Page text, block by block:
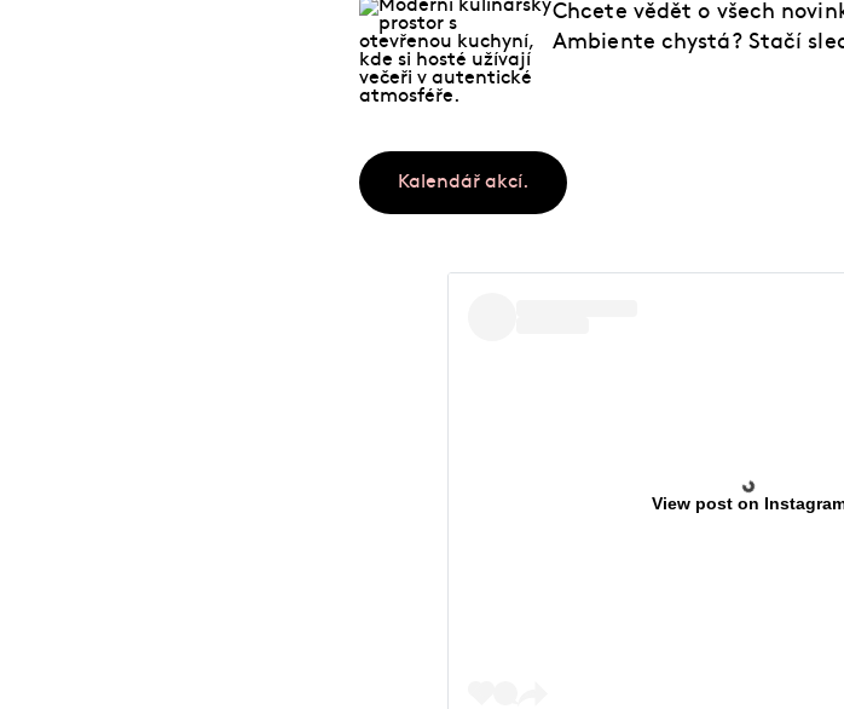
Chcete vědět o všech
Ambiente chystá? Stačí
Kalendář akcí.
View post on